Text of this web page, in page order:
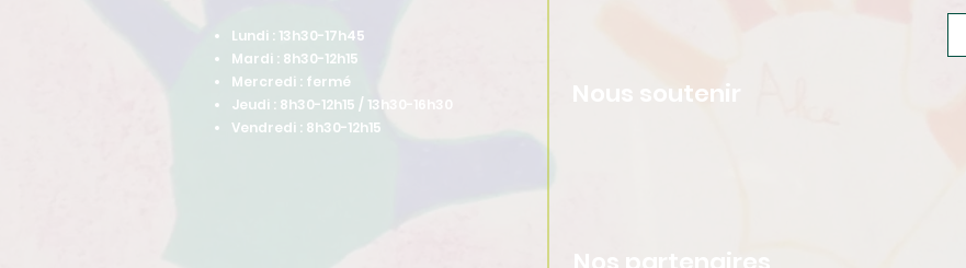
Lundi : 13h30-17h45
Mardi : 8h30-12h15
Mercredi : fermé
Jeudi : 8h30-12h15 / 13h30-16h30
Vendredi : 8h30-12h15
Nous soutenir